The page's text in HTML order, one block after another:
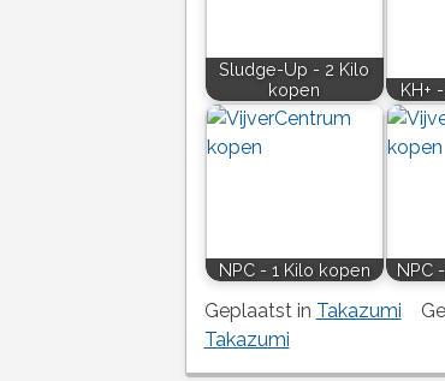
Sludge-Up - 2 Kilo
kopen
KH+
NPC - 1 Kilo kopen NPC
Geplaatst in Takazumi
Takazumi